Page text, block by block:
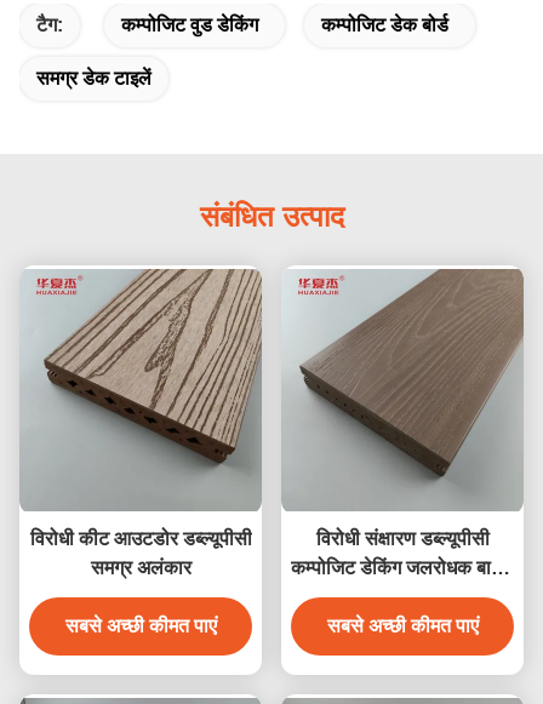
टैग: कम्पोजिट वुड डेकिंग कम्पोजिट डेक बोर्ड
समग्र डेक टाइलें
संबंधित उत्पाद
विरोधी कीट आउटडोर डब्ल्यूपीसी
समग्र अलंकार
सबसे अच्छी कीमत पाएं
विरोधी संक्षारण डब्ल्यूपीसी
कम्पोजिट डेकिंग जलरोधक बाहरी
उद्यान मंजिल
सबसे अच्छी कीमत पाएं